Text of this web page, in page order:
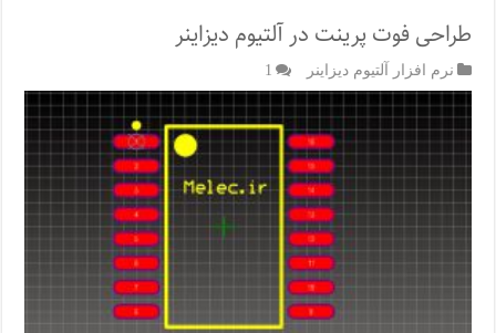
طراحی فوت پرینت در آلتیوم دیزاینر
نرم افزار آلتیوم دیزاینر 1